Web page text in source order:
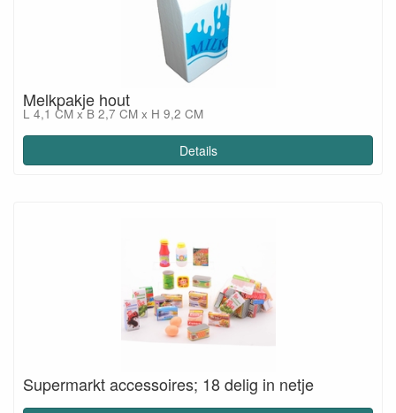
Melkpakje hout
L 4,1 CM x B 2,7 CM x H 9,2 CM
Details
Supermarkt accessoires; 18 delig in netje